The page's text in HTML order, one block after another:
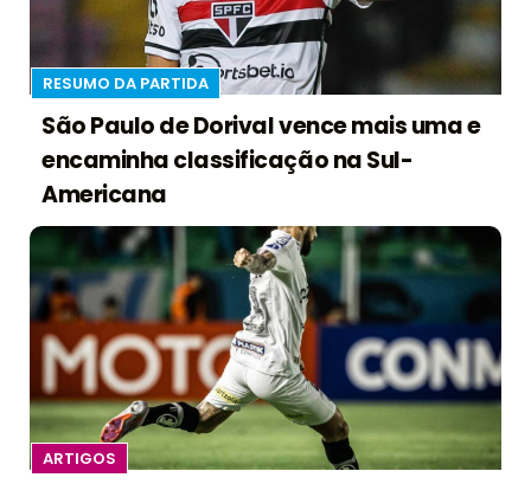
RESUMO DA PARTIDA
São Paulo de Dorival vence mais uma e
encaminha classificação na Sul-
Americana
ARTIGOS